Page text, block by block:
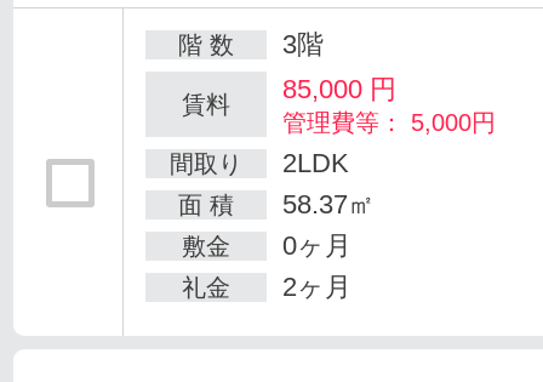
階 数 3階
賃料 85,000 円
管理費等： 5,000円
間取り
2LDK
面 積 58.37㎡
敷金 0ヶ月
礼金 2ヶ月